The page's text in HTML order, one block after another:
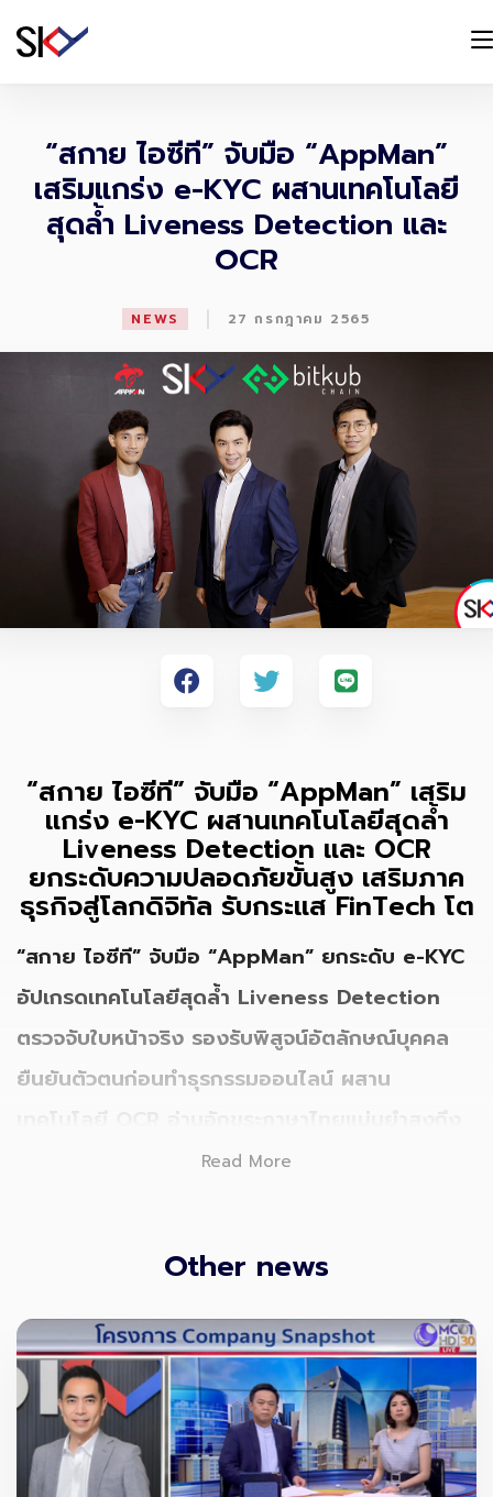
“สกาย ไอซีที” จับมือ “AppMan”
เสริมแกร่ง e-KYC ผสานเทคโนโลยี
สุดล้ำ Liveness Detection และ
OCR
NEWS | 27 กรกฎาคม 2565
Read More
“สกาย ไอซีที” จับมือ “AppMan” เสริม
แกร่ง e-KYC ผสานเทคโนโลยีสุดล้ำ
Liveness Detection และ OCR
ยกระดับความปลอดภัยขั้นสูง เสริมภาค
ธุรกิจสู่โลกดิจิทัล รับกระแส FinTech โต
“สกาย ไอซีที” จับมือ “AppMan” ยกระดับ e-KYC
อัปเกรดเทคโนโลยีสุดล้ำ Liveness Detection
ตรวจจับใบหน้าจริง รองรับพิสูจน์อัตลักษณ์บุคคล
ยืนยันตัวตนก่อนทำธุรกรรมออนไลน์ ผสาน
97.8% พร้อมคุ้มครองความปลอดภัยของข้อมูลส่วน
เดินหน้าดูแลผู้ใช้งาน “Bitkub NEXT” กว่า 1 ล้าน
ราย
Other news